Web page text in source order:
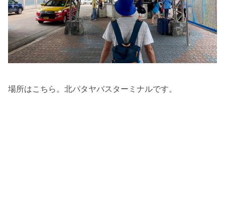
場所はこちら。北パタヤバスターミナルです。